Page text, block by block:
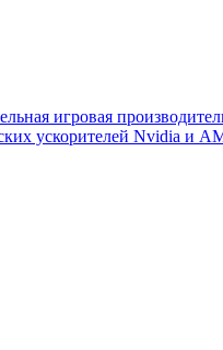
игровая
ускорителей Nvidia и